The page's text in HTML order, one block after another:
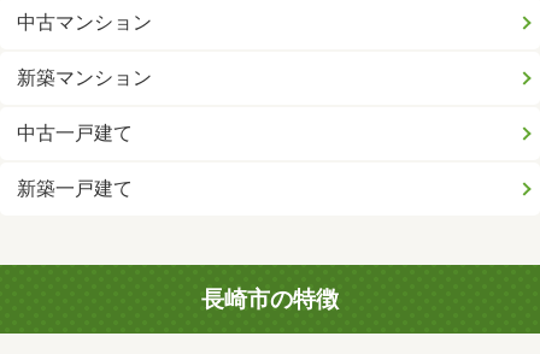
中古マンション
新築マンション
中古一戸建て
新築一戸建て
長崎市の特徴